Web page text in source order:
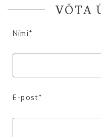
VÕTA
Nimi*
E-post*